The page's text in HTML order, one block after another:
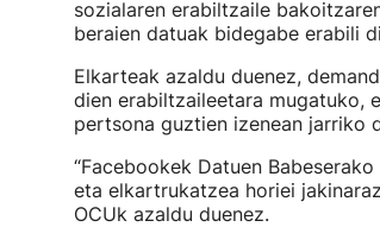
sozialaren erabiltzaile
beraien datuak bidegabe erabili
Elkarteak azaldu duenez,
dien erabiltzaileetara mugatuko,
pertsona guztien izenean jarriko
“Facebookek Datuen
eta elkartrukatzea horiei
OCUk azaldu duenez.